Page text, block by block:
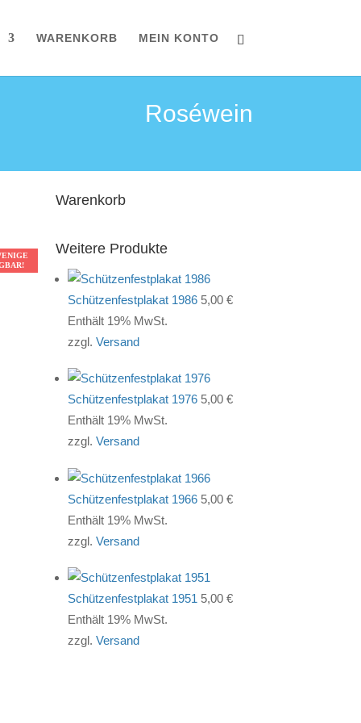
WARENKORB MEIN KONTO
Roséwein
Warenkorb
Weitere Produkte
Schützenfestplakat 1986 5,00 €
Enthält 19% MwSt.
zzgl. Versand
Schützenfestplakat 1976 5,00 €
Enthält 19% MwSt.
zzgl. Versand
Schützenfestplakat 1966 5,00 €
Enthält 19% MwSt.
zzgl. Versand
Schützenfestplakat 1951 5,00 €
Enthält 19% MwSt.
zzgl. Versand